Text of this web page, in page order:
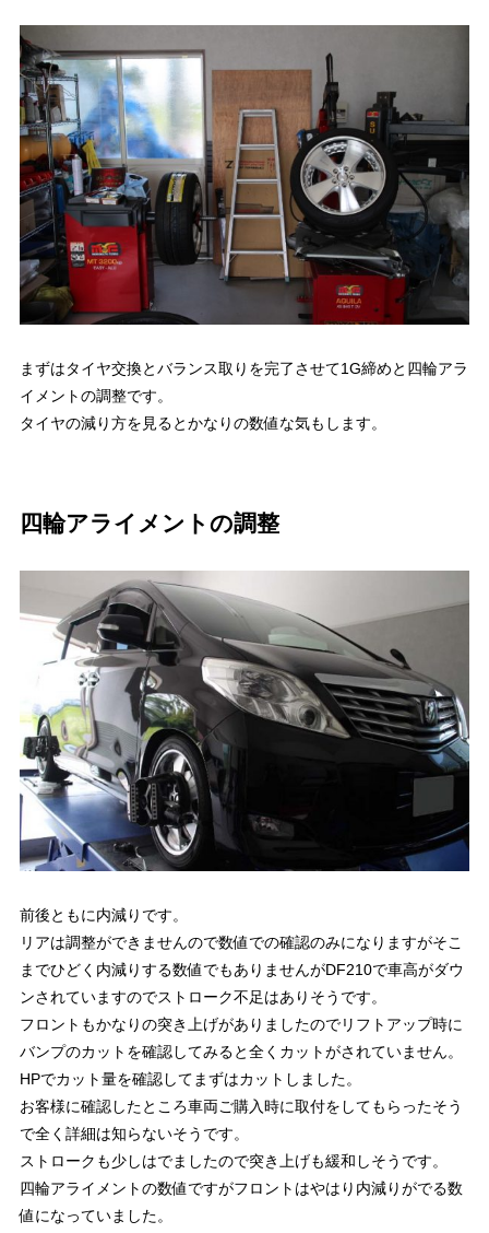
まずはタイヤ交換とバランス取りを完了させて1G締めと四輪アラ
イメントの調整です。
タイヤの減り方を見るとかなりの数値な気もします。
四輪アライメントの調整
前後ともに内減りです。
リアは調整ができませんので数値での確認のみになりますがそこ
までひどく内減りする数値でもありませんがDF210で車高がダウ
ンされていますのでストローク不足はありそうです。
フロントもかなりの突き上げがありましたのでリフトアップ時に
バンプのカットを確認してみると全くカットがされていません。
HPでカット量を確認してまずはカットしました。
お客様に確認したところ車両ご購入時に取付をしてもらったそう
で全く詳細は知らないそうです。
ストロークも少しはでましたので突き上げも緩和しそうです。
四輪アライメントの数値ですがフロントはやはり内減りがでる数
値になっていました。